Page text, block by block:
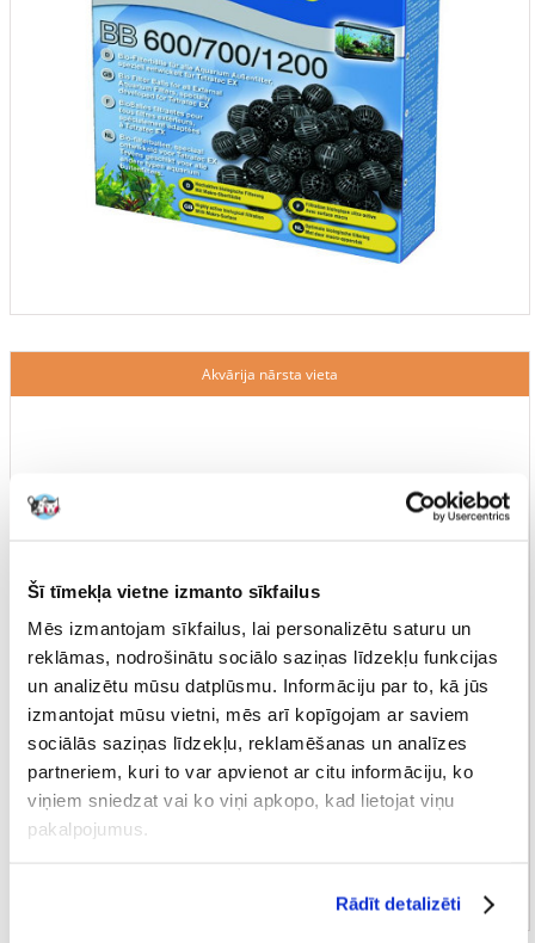
Šī tīmekļa vietne izmanto sīkfailus
Mēs izmantojam sīkfailus, lai personalizētu saturu un
reklāmas, nodrošinātu sociālo saziņas līdzekļu funkcijas
un analizētu mūsu datplūsmu. Informāciju par to, kā jūs
izmantojat mūsu vietni, mēs arī kopīgojam ar saviem
sociālās saziņas līdzekļu, reklamēšanas un analīzes
partneriem, kuri to var apvienot ar citu informāciju, ko
viņiem sniedzat vai ko viņi apkopo, kad lietojat viņu
pakalpojumus.
Rādīt detalizēti
Akvārija nārsta vieta